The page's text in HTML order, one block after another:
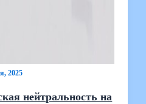
2025
нейтральность на